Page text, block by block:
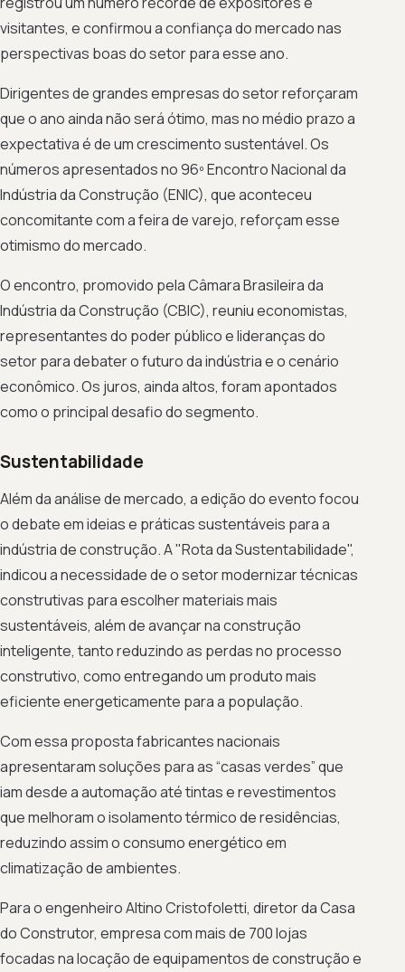
visitantes, e confirmou a confiança do mercado nas
perspectivas boas do setor para esse ano.
Dirigentes de grandes empresas do setor reforçaram
que o ano ainda não será ótimo, mas no médio prazo a
expectativa é de um crescimento sustentável. Os
números apresentados no 96º Encontro Nacional da
Indústria da Construção (ENIC), que aconteceu
concomitante com a feira de varejo, reforçam esse
otimismo do mercado.
O encontro, promovido pela Câmara Brasileira da
Indústria da Construção (CBIC), reuniu economistas,
representantes do poder público e lideranças do
setor para debater o futuro da indústria e o cenário
econômico. Os juros, ainda altos, foram apontados
como o principal desafio do segmento.
Sustentabilidade
Além da análise de mercado, a edição do evento focou
o debate em ideias e práticas sustentáveis para a
indústria de construção. A "Rota da Sustentabilidade",
indicou a necessidade de o setor modernizar técnicas
construtivas para escolher materiais mais
sustentáveis, além de avançar na construção
inteligente, tanto reduzindo as perdas no processo
construtivo, como entregando um produto mais
eficiente energeticamente para a população.
Com essa proposta fabricantes nacionais
apresentaram soluções para as “casas verdes” que
iam desde a automação até tintas e revestimentos
que melhoram o isolamento térmico de residências,
reduzindo assim o consumo energético em
climatização de ambientes.
Para o engenheiro Altino Cristofoletti, diretor da Casa
do Construtor, empresa com mais de 700 lojas
focadas na locação de equipamentos de construção e